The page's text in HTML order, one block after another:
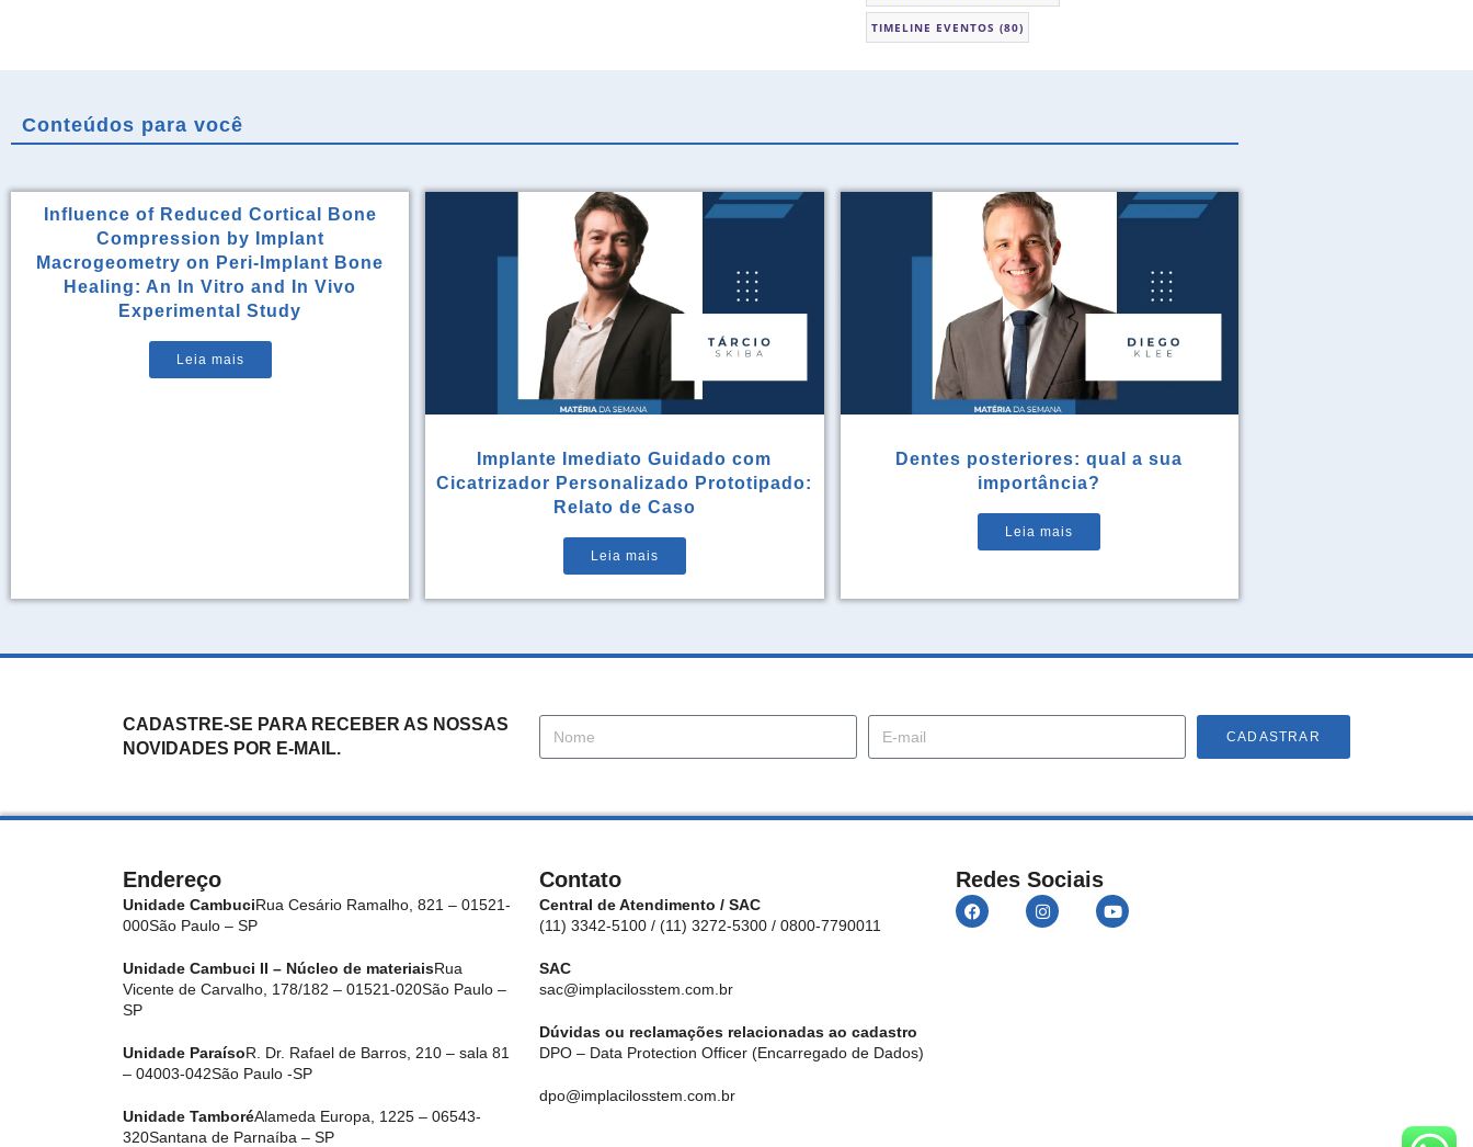
TIMELINE EVENTOS (80)
Conteúdos para você
Influence of Reduced Cortical Bone
Compression by Implant
Macrogeometry on Peri-Implant Bone
Healing: An In Vitro and In Vivo
Experimental Study
Leia mais
Implante Imediato Guidado com
Cicatrizador Personalizado Prototipado:
Relato de Caso
Leia mais
Dentes posteriores: qual a sua
importância?
Leia mais
CADASTRE-SE PARA RECEBER AS NOSSAS
NOVIDADES POR E-MAIL.
CADASTRAR
Endereço
Unidade CambuciRua Cesário Ramalho, 821 – 01521-
000São Paulo – SP
Unidade Cambuci II – Núcleo de materiaisRua
Vicente de Carvalho, 178/182 – 01521-020São Paulo –
SP
Unidade ParaísoR. Dr. Rafael de Barros, 210 – sala 81
– 04003-042São Paulo -SP
Unidade TamboréAlameda Europa, 1225 – 06543-
320Santana de Parnaíba – SP
Contato
Central de Atendimento / SAC
(11) 3342-5100 / (11) 3272-5300 / 0800-7790011
SAC
sac@implacilosstem.com.br
Dúvidas ou reclamações relacionadas ao cadastro
DPO – Data Protection Officer (Encarregado de Dados)
dpo@implacilosstem.com.br
Redes Sociais